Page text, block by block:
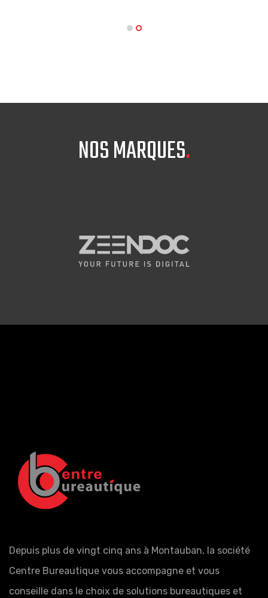
NOS MARQUES.
Depuis plus de vingt cinq ans à Montauban, la société
Centre Bureautique vous accompagne et vous
conseille dans le choix de solutions bureautiques et